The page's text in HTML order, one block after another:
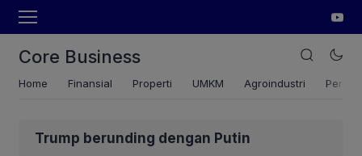
Core Business
Home Finansial Properti UMKM Agroindustri
Trump berunding dengan Putin